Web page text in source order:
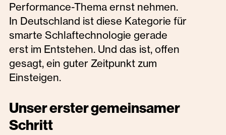
Performance-Thema ernst nehmen.
In Deutschland ist diese Kategorie für
smarte Schlaftechnologie gerade
erst im Entstehen. Und das ist, offen
gesagt, ein guter Zeitpunkt zum
Einsteigen.
Unser erster gemeinsamer
Schritt